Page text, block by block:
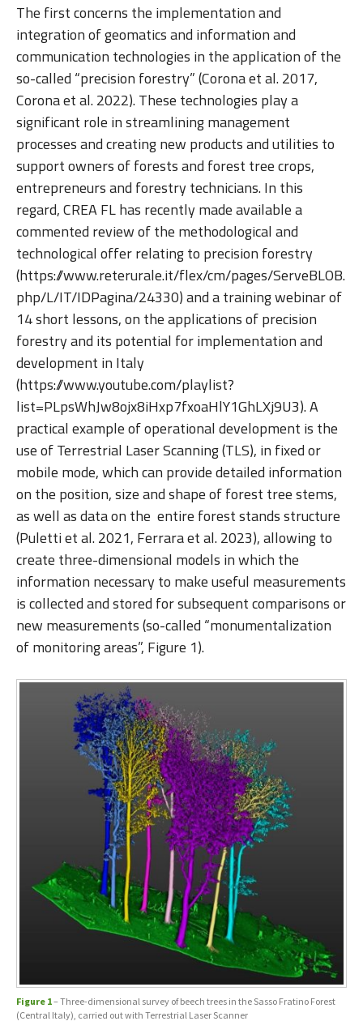
The first concerns the implementation and
integration of geomatics and information and
communication technologies in the application of the
so-called “precision forestry” (Corona et al. 2017,
Corona et al. 2022). These technologies play a
significant role in streamlining management
processes and creating new products and utilities to
support owners of forests and forest tree crops,
entrepreneurs and forestry technicians. In this
regard, CREA FL has recently made available a
commented review of the methodological and
technological offer relating to precision forestry
(https://www.reterurale.it/flex/cm/pages/ServeBLOB.
php/L/IT/IDPagina/24330) and a training webinar of
14 short lessons, on the applications of precision
forestry and its potential for implementation and
development in Italy
(https://www.youtube.com/playlist?
list=PLpsWhJw8ojx8iHxp7fxoaHlY1GhLXj9U3). A
practical example of operational development is the
use of Terrestrial Laser Scanning (TLS), in fixed or
mobile mode, which can provide detailed information
on the position, size and shape of forest tree stems,
as well as data on the entire forest stands structure
(Puletti et al. 2021, Ferrara et al. 2023), allowing to
create three-dimensional models in which the
information necessary to make useful measurements
is collected and stored for subsequent comparisons or
new measurements (so-called “monumentalization
of monitoring areas”, Figure 1).
Figure 1– Three-dimensional survey of beech trees in the Sasso Fratino Forest
(Central Italy), carried out with Terrestrial Laser Scanner